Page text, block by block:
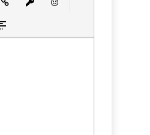
текста
цитаты
Вставка спойлера